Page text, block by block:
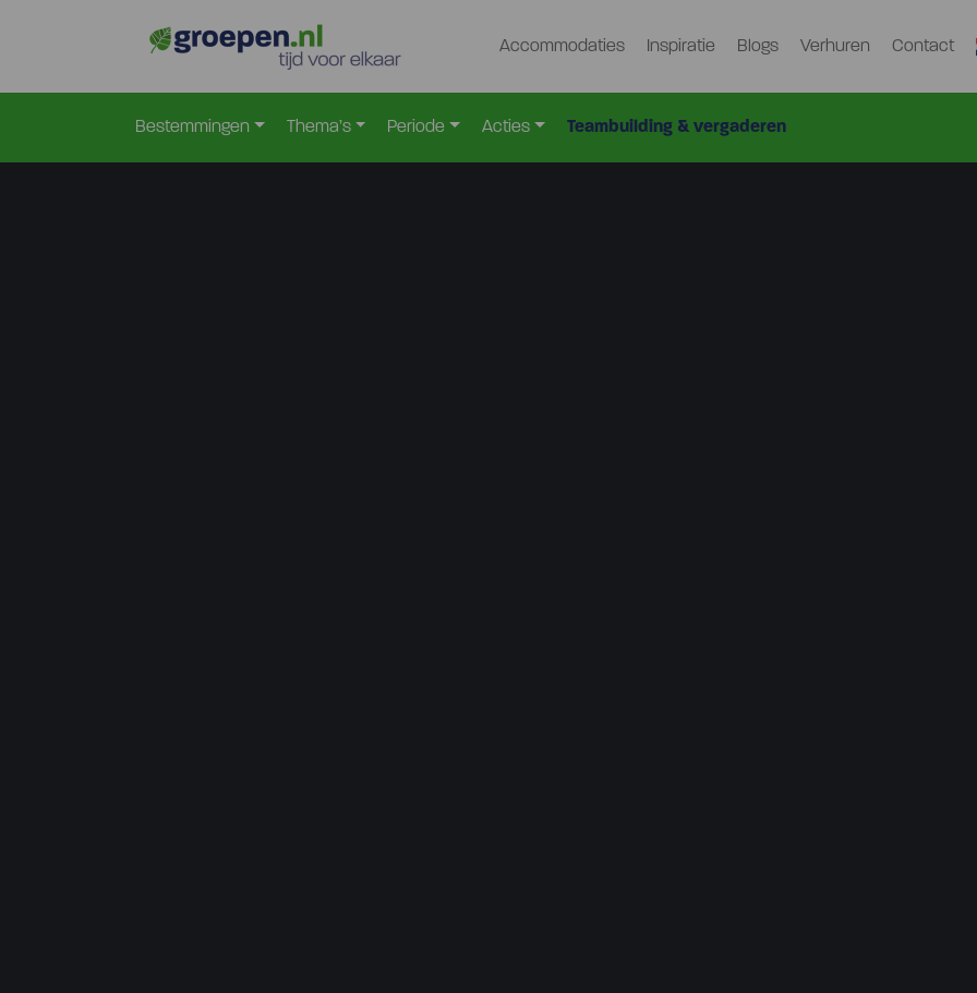
Accommodaties Inspiratie Blogs Verhuren Contact
Bestemmingen Thema’s Periode Acties Teambuilding & vergaderen